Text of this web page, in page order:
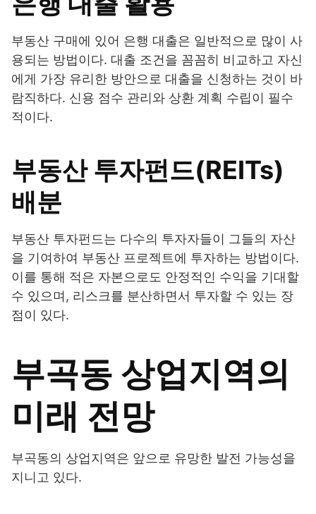
부동산 구매에 있어 은행 대출은 일반적으로 많이 사
용되는 방법이다. 대출 조건을 꼼꼼히 비교하고 자신
에게 가장 유리한 방안으로 대출을 신청하는 것이 바
람직하다. 신용 점수 관리와 상환 계획 수립이 필수
적이다.
부동산 투자펀드(REITs)
배분
부동산 투자펀드는 다수의 투자자들이 그들의 자산
을 기여하여 부동산 프로젝트에 투자하는 방법이다.
이를 통해 적은 자본으로도 안정적인 수익을 기대할
수 있으며, 리스크를 분산하면서 투자할 수 있는 장
점이 있다.
부곡동 상업지역의
미래 전망
부곡동의 상업지역은 앞으로 유망한 발전 가능성을
지니고 있다.